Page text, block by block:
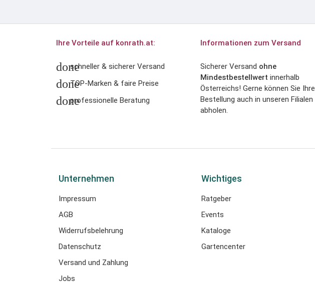
Ihre Vorteile auf konrath.at:
doneschneller & sicherer Versand
doneTOP-Marken & faire Preise
doneprofessionelle Beratung
Informationen zum Versand
Sicherer Versand ohne
Mindestbestellwert innerhalb
Österreichs! Gerne können Sie Ihre
Bestellung auch in unseren Filialen
abholen.
Unternehmen
Impressum
AGB
Widerrufsbelehrung
Datenschutz
Versand und Zahlung
Jobs
Wichtiges
Ratgeber
Events
Kataloge
Gartencenter